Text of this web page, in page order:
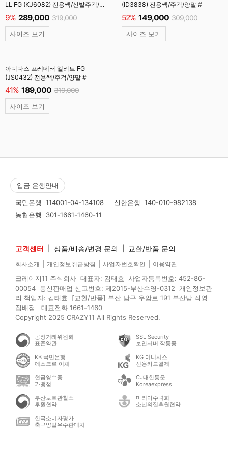
LL FG (KJ6082) 전용쌕/신발주걱/
양말 #
9% 289,000 319,000
사이즈 보기
(ID3838) 전용쌕/주걱/양말 #
52% 149,000 309,000
사이즈 보기
아디다스 프레데터 엘리트 FG
(JS0432) 전용쌕/주걱/양말 #
41% 189,000 319,000
사이즈 보기
입금 은행안내
국민은행 114001-04-134108 신한은행 140-010-982138
농협은행 301-1661-1460-11
고객센터 상품/배송/변경 문의 교환/반품 문의
회사소개 개인정보취급방침 사업자번호확인 이용약관
크레이지11 주식회사 대표자: 김태효 사업자등록번호: 452-86-
00054 통신판매업 신고번호: 제2015-부산수영-0312 개인정보관
리 책임자: 김태효 [교환/반품] 부산 남구 우암로 191 부산남 직영
집배점 대표전화 1661-1460
Copyright 2025 CRAZY11 All Rights Reserved.
공정거래위원회
표준약관
SSL Security
보안서버 작동중
KB 국민은행
에스크로 이체
KG 이니시스
신용카드결제
현금영수증
가맹점
CJ대한통운
Koreaexpress
부산보호관찰소
후원협약
마리아수녀회
소년의집후원협약
한국소비자평가
축구양말우수판매처